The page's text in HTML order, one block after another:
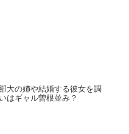
大の姉や結婚する彼女を調
はギャル曽根並み？